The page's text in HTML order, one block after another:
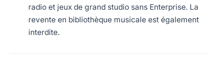
radio et jeux de grand studio sans Enterprise. La
revente en bibliothèque musicale est également
interdite.